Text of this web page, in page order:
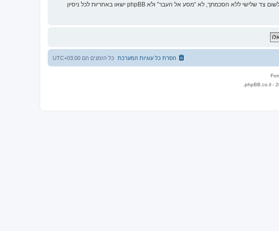
בכל זמן נתון הנראה לנו מתאים. בתור משתמש אתה מסכים שכל המידע אשר אתה מזין יאוחסן בבסיס הנתונים. בעוד שמידע זה לא ייחשף לשום צד שלישי ללא הסכמתך, לא “מסע אל העבר” ולא phpBB ישאו באחריות לכל ניסיון
כל הזמנים הם UTC+03:00 הסרת כל עוגיות המערכת